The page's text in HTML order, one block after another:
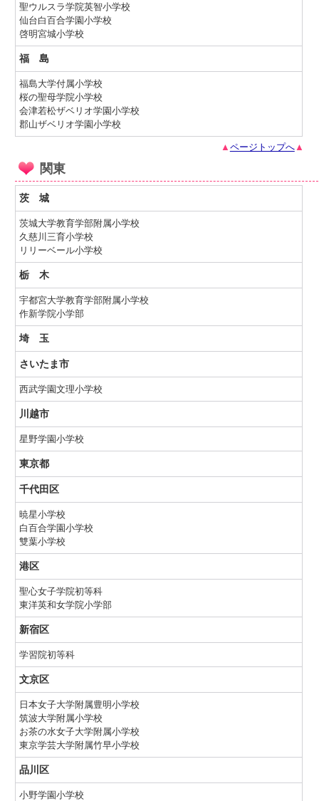
聖ウルスラ学院英智小学校
仙台白百合学園小学校
啓明宮城小学校
福 島
福島大学付属小学校
桜の聖母学院小学校
会津若松ザベリオ学園小学校
郡山ザベリオ学園小学校
▲ ページトップへ▲
関東
茨 城
茨城大学教育学部附属小学校
久慈川三育小学校
リリーベール小学校
栃 木
宇都宮大学教育学部附属小学校
作新学院小学部
埼 玉
さいたま市
西武学園文理小学校
川越市
星野学園小学校
東京都
千代田区
暁星小学校
白百合学園小学校
雙葉小学校
港区
聖心女子学院初等科
東洋英和女学院小学部
新宿区
学習院初等科
文京区
日本女子大学附属豊明小学校
筑波大学附属小学校
お茶の水女子大学附属小学校
東京学芸大学附属竹早小学校
品川区
小野学園小学校